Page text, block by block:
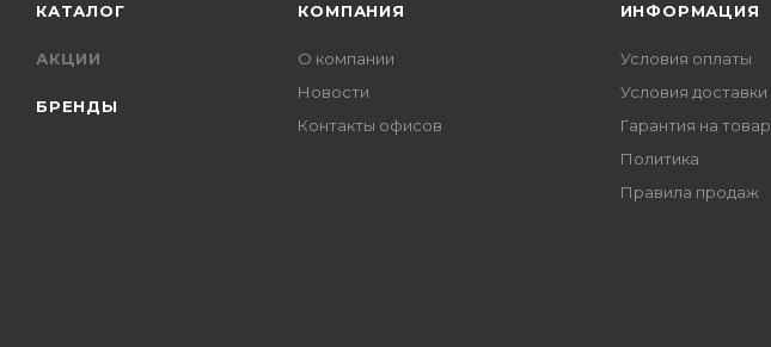
КАТАЛОГ
АКЦИИ
БРЕНДЫ
КОМПАНИЯ
О компании
Новости
Контакты офисов
ИНФОРМАЦИЯ
Условия оплаты
Условия доставки
Гарантия на товар
Политика
Правила продаж